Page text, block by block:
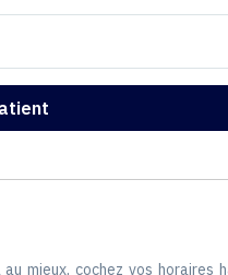
mieux, cochez vos horaires